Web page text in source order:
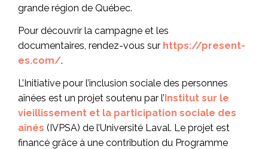
grande région de Québec.
Pour découvrir la campagne et les
documentaires, rendez-vous sur https://present-
es.com/.
L’Initiative pour l’inclusion sociale des personnes
aînées est un projet soutenu par l’Institut sur le
vieillissement et la participation sociale des
aînés (IVPSA) de l’Université Laval. Le projet est
financé grâce à une contribution du Programme